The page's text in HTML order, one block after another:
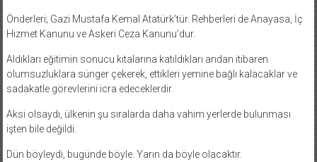
Önderleri; Gazi Mustafa Kemal Atatürk’tür. Rehberleri de Anayasa, İç
Hizmet Kanunu ve Askeri Ceza Kanunu’dur.
Aldıkları eğitimin sonucu kıtalarına katıldıkları andan itibaren
olumsuzluklara sünger çekerek, ettikleri yemine bağlı kalacaklar ve
sadakatle görevlerini icra edeceklerdir.
Aksi olsaydı, ülkenin şu sıralarda daha vahim yerlerde bulunması
işten bile değildi.
Dün böyleydi, bugünde böyle. Yarın da böyle olacaktır.